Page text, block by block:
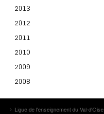
2013
2012
2011
2010
2009
2008
Ligue de l'enseignement du Val-d'Oise